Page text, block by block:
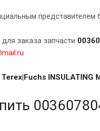
представителем
заказа запчасти
INSULATING